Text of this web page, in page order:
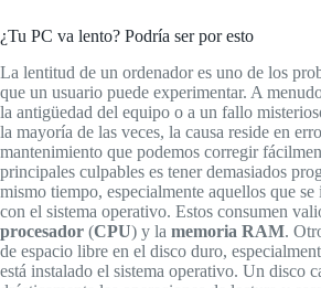
¿Tu PC va lento? Podría ser por esto
La lentitud de un ordenador es uno de los
que un usuario puede experimentar. A
la antigüedad del equipo o a un fallo
la mayoría de las veces, la causa reside en
mantenimiento que podemos corregir
principales culpables es tener demasiados
mismo tiempo, especialmente aquellos que
con el sistema operativo. Estos consumen
procesador (CPU) y la memoria RAM.
de espacio libre en el disco duro,
está instalado el sistema operativo. Un disco